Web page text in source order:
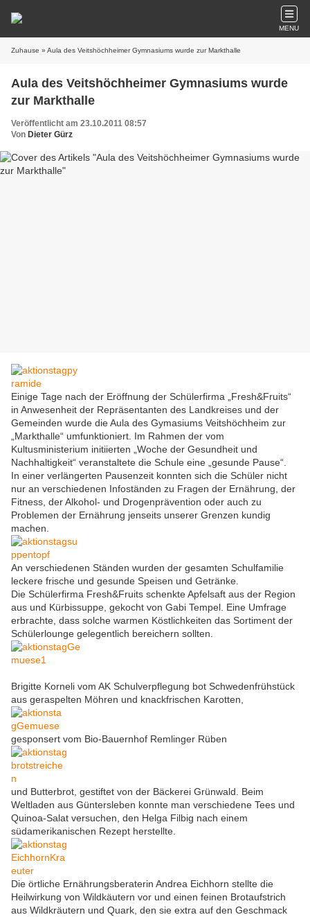
MENU
Zuhause » Aula des Veitshöchheimer Gymnasiums wurde zur Markthalle
Aula des Veitshöchheimer Gymnasiums wurde
zur Markthalle
Veröffentlicht am 23.10.2011 08:57
Von Dieter Gürz
Einige Tage nach der Eröffnung der Schülerfirma „Fresh&Fruits“
in Anwesenheit der Repräsentanten des Landkreises und der
Gemeinden wurde die Aula des Gymasiums Veitshöchheim zur
„Markthalle“ umfunktioniert. Im Rahmen der vom
Kultusministerium initiierten „Woche der Gesundheit und
Nachhaltigkeit“ veranstaltete die Schule eine „gesunde Pause“.
In einer verlängerten Pausenzeit konnten sich die Schüler nicht
nur an verschiedenen Infoständen zu Fragen der Ernährung, der
Fitness, der Alkohol- und Drogenprävention oder auch zu
Problemen der Ernährung jenseits unserer Grenzen kundig
machen.
An verschiedenen Ständen wurden der gesamten Schulfamilie
leckere frische und gesunde Speisen und Getränke.
Die Schülerfirma Fresh&Fruits schenkte Apfelsaft aus der Region
aus und Kürbissuppe, gekocht von Gabi Tempel. Eine Umfrage
erbrachte, dass solche warmen Köstlichkeiten das Sortiment der
Schülerlounge gelegentlich bereichern sollten.
Brigitte Korneli vom AK Schulverpflegung bot Schwedenfrühstück
aus geraspelten Möhren und knackfrischen Karotten,
gesponsert vom Bio-Bauernhof Remlinger Rüben
und Butterbrot, gestiftet von der Bäckerei Grünwald. Beim
Weltladen aus Güntersleben konnte man verschiedene Tees und
Quinoa-Salat versuchen, den Helga Filbig nach einem
südamerikanischen Rezept herstellte.
Die örtliche Ernährungsberaterin Andrea Eichhorn stellte die
Heilwirkung von Wildkäutern vor und einen feinen Brotaufstrich
aus Wildkräutern und Quark, den sie extra auf den Geschmack